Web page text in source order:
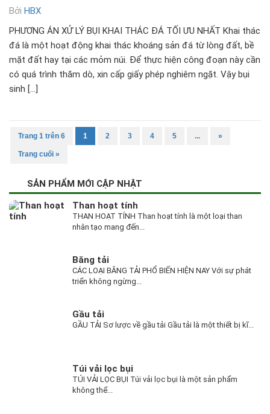
Bởi HBX
PHƯƠNG ÁN XỬ LÝ BỤI KHAI THÁC ĐÁ TỐI ƯU NHẤT Khai thác
đá là một hoạt động khai thác khoáng sản đá từ lòng đất, bề
mặt đất hay tại các mỏm núi. Để thực hiện công đoạn này cần
có quá trình thăm dò, xin cấp giấy phép nghiêm ngặt. Vậy bụi
sinh […]
Trang 1 trên 6 1 2 3 4 5 ... »
Trang cuối »
SẢN PHẨM MỚI CẬP NHẬT
Than hoạt tính
THAN HOẠT TÍNH Than hoạt tính là một loại than
nhân tạo mang đến...
Băng tải
CÁC LOẠI BĂNG TẢI PHỔ BIẾN HIỆN NAY Với sự phát
triển không ngừng...
Gầu tải
GẦU TẢI Sơ lược về gầu tải Gầu tải là một thiết bị kĩ...
Túi vải lọc bụi
TÚI VẢI LỌC BỤI Túi vải lọc bụi là một sản phẩm
không thể...